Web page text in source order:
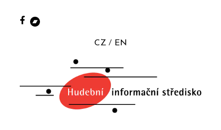
CZ EN